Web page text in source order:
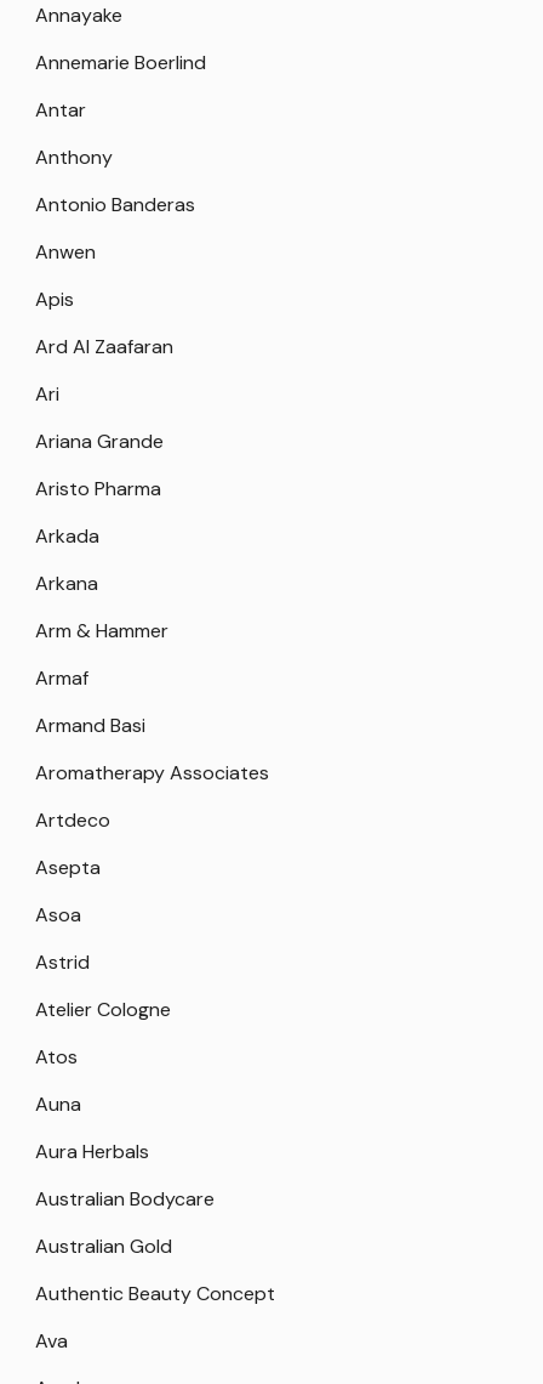
Annayake
Annemarie Boerlind
Antar
Anthony
Antonio Banderas
Anwen
Apis
Ard Al Zaafaran
Ari
Ariana Grande
Aristo Pharma
Arkada
Arkana
Arm & Hammer
Armaf
Armand Basi
Aromatherapy Associates
Artdeco
Asepta
Asoa
Astrid
Atelier Cologne
Atos
Auna
Aura Herbals
Australian Bodycare
Australian Gold
Authentic Beauty Concept
Ava